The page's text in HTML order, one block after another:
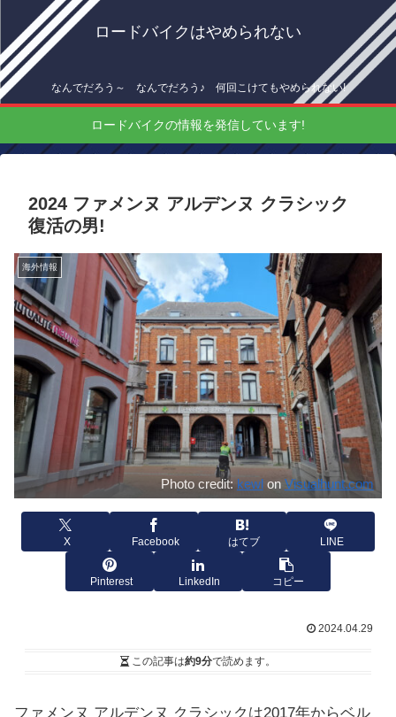
ロードバイクはやめられない
なんでだろう～ なんでだろう♪ 何回こけてもやめられない!
ロードバイクの情報を発信しています!
2024 ファメンヌ アルデンヌ クラシック
復活の男!
海外情報
Photo credit: kewlon Visualhunt.com
X Facebook はてブ LINE
Pinterest LinkedIn コピー
2024.04.29
この記事は約9分で読めます。
ファメンヌ アルデンヌ クラシックは2017年からベル